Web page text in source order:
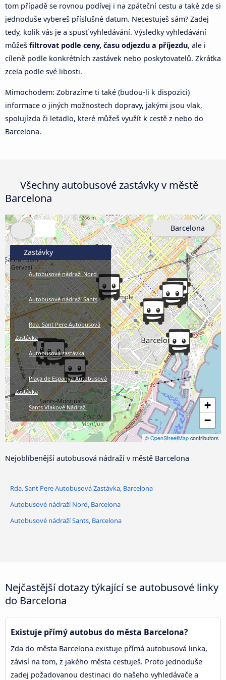
tom případě se rovnou podívej i na zpáteční cestu a také zde si
jednoduše vybereš příslušné datum. Necestuješ sám? Zadej
tedy, kolik vás je a spusť vyhledávání. Výsledky vyhledávání
můžeš filtrovat podle ceny, času odjezdu a příjezdu, ale i
cíleně podle konkrétních zastávek nebo poskytovatelů. Zkrátka
zcela podle své libosti.
Mimochodem: Zobrazíme ti také (budou-li k dispozici)
informace o jiných možnostech dopravy, jakými jsou vlak,
spolujízda či letadlo, které můžeš využít k cestě z nebo do
Barcelona.
Všechny autobusové zastávky v městě
Barcelona
+
−
© OpenStreetMap contributors
Zastávky
Autobusové nádraží Nord
Autobusové nádraží Sants
Rda. Sant Pere Autobusová
Zastávka
Autobusová zastávka
Plaça de Espanya Autobusová
Zastávka
Sants Vlakové Nádraží
Pla de Palau Autobusová
Pg. de Gràcia Autobusová
Barcelona
Nejoblíbenější autobusová nádraží v městě Barcelona
Rda. Sant Pere Autobusová Zastávka, Barcelona
Autobusové nádraží Nord, Barcelona
Autobusové nádraží Sants, Barcelona
Nejčastější dotazy týkající se autobusové linky
do Barcelona
Existuje přímý autobus do města Barcelona?
Zda do města Barcelona existuje přímá autobusová linka,
závisí na tom, z jakého města cestuješ. Proto jednoduše
zadej požadovanou destinaci do našeho vyhledávače a